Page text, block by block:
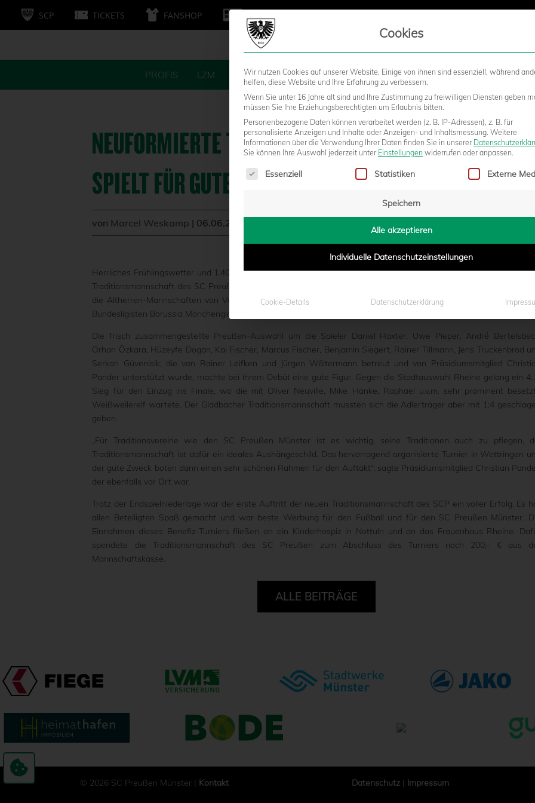
SCP TICKETS FANSHOP
PROFIS LZM FANS STADION BUSINESS KIDS
NEUFORMIERTE TRADITIONSMANNSCHAFT DES SCP
SPIELT FÜR GUTEN ZWECK
von Marcel Weskamp | 06.06.2023 - 12:42
Herrliches Frühlingswetter und 1.400 Zuschauer boten die perfekte Bühne für den ersten Auftritt der
Traditionsmannschaft des SC Preußen Münster bei einem Blitzturnier in Wettringen. Dort trafen die Adlerträger
die Altherren-Mannschaften von Vorwärts Wettringen, eine Stadtauswahl aus Rheine und die Weisweiler-Elf
Bundesligisten Borussia Mönchengladbach.
Die frisch zusammengestellte Preußen-Auswahl um die Spieler Daniel Haxter, Uwe Pieper, André
Orhan Özkara, Hüzeyfe Dogan, Kai Fischer, Marcus Fischer, Benjamin Siegert, Rainer Tillmann, Jens Truckenbrod
Serkan Güvenisik, die von Rainer Leifken und Jürgen Wältermann betreut und von Präsidiumsmitglied
Pander unterstützt wurde, machte bei ihrem Debüt eine gute Figur. Gegen die Stadtauswahl Rheine gelang ein
Sieg für den Einzug ins Finale, wo die mit Oliver Neuville, Mike Hanke, Raphael u.v.m. sehr prominent
Weißweilerelf wartete. Der Gladbacher Traditionsmannschaft mussten sich die Adlerträger aber mit 1:4
geben.
„Für Traditionsvereine wie den SC Preußen Münster ist es wichtig, seine Traditionen auch zu pflegen,
Traditionsmannschaft ist dafür ein ideales Aushängeschild. Das hervorragend organisierte Turnier in Wettringen
der gute Zweck boten dann einen sehr schönen Rahmen für den Auftakt“, sagte Präsidiumsmitglied Christian
der ebenfalls vor Ort war.
Trotz der Endspielniederlage war der erste Auftritt der neuen Traditionsmannschaft des SCP ein voller Erfolg. Es
allen Beteiligten Spaß gemacht und war beste Werbung für den Fußball und für den SC Preußen Münster.
Einnahmen dieses Benefiz-Turniers fließen an ein Kinderhospiz in Nottuln und an das Frauenhaus Rheine.
spendete die Traditionsmannschaft des SC Preußen zum Abschluss des Turniers noch 200,- € aus
Mannschaftskasse.
ALLE BEITRÄGE
© 2026 SC Preußen Münster | Kontakt Datenschutz | Impressum
Cookies
Wir nutzen Cookies auf unserer Website. Einige von ihnen sind essenziell, während
helfen, diese Website und Ihre Erfahrung zu verbessern.
Wenn Sie unter 16 Jahre alt sind und Ihre Zustimmung zu freiwilligen Diensten geben
müssen Sie Ihre Erziehungsberechtigten um Erlaubnis bitten.
Personenbezogene Daten können verarbeitet werden (z. B. IP-Adressen), z. B. für
personalisierte Anzeigen und Inhalte oder Anzeigen- und Inhaltsmessung. Weitere
Informationen über die Verwendung Ihrer Daten finden Sie in unserer
Sie können Ihre Auswahl jederzeit unter Einstellungen widerrufen oder anpassen.
Es folgt eine Liste der Service-Gruppen, für die eine Einwilligung erteilt
Essenziell Statistiken Externe
Speichern
Alle akzeptieren
Individuelle Datenschutzeinstellungen
Cookie-Details Datenschutzerklärung